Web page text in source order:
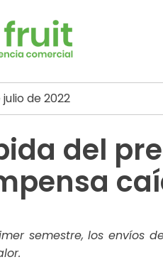
de 2022
del
semestre, los envíos